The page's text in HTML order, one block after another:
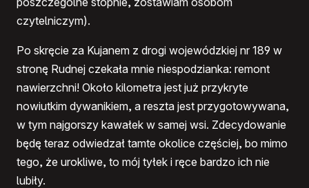
czytelniczym).
Po skręcie za Kujanem z drogi wojewódzkiej nr 189 w
stronę Rudnej czekała mnie niespodzianka: remont
nawierzchni! Około kilometra jest już przykryte
nowiutkim dywanikiem, a reszta jest przygotowywana,
w tym najgorszy kawałek w samej wsi. Zdecydowanie
będę teraz odwiedzał tamte okolice częściej, bo mimo
tego, że urokliwe, to mój tyłek i ręce bardzo ich nie
lubiły.